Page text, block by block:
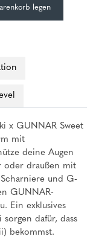
legen
x GUNNAR Sweet
mit
deine Augen
oder draußen mit
und G-
GUNNAR-
Ein exklusives
dafür, dass
bekommst.